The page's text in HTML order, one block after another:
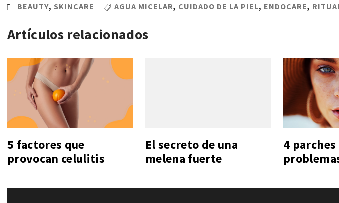
BEAUTY, SKINCARE AGUA MICELAR, CUIDADO DE LA PIEL, ENDOCARE,
Artículos relacionados
5 factores que
provocan celulitis
El secreto de una
melena fuerte
4 parches